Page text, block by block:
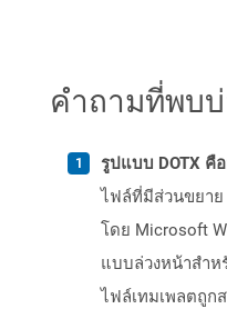
คำถามที่พบ
รูปแบบ DOTX คื
ไฟล์ที่มีส่วนขยาย
โดย Microsoft
แบบล่วงหน้าสำห
ไฟล์เทมเพลตถูก